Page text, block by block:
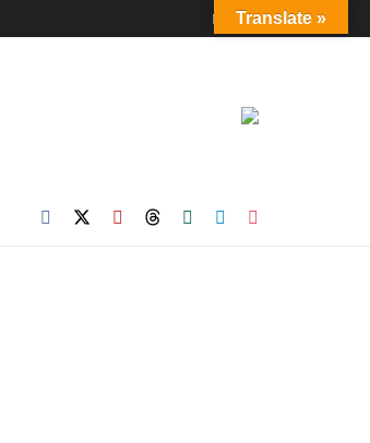
Login
Translate »